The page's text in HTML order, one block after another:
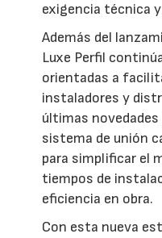
exigencia técnica
Además del
Luxe Perfil
orientadas a
instaladores y
últimas
sistema de unión
para simplificar el
tiempos de
eficiencia en obra.
Con esta nueva